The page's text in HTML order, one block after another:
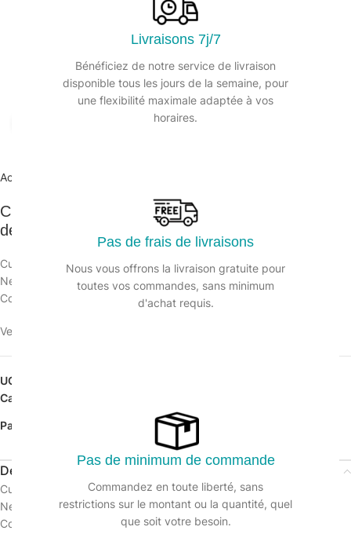
Livraisons 7j/7
Bénéficiez de notre service de livraison
disponible tous les jours de la semaine, pour
une flexibilité maximale adaptée à vos
horaires.
Pas de frais de livraisons
Nous vous offrons la livraison gratuite pour
toutes vos commandes, sans minimum
d'achat requis.
Pas de minimum de commande
Commandez en toute liberté, sans
restrictions sur le montant ou la quantité, quel
que soit votre besoin.
Accueil
Cubes urinoirs parfumés FRESHMOUSS – Boite
de 1kg
Cubes urinoirs parfumés FRESHMOUSS
Nettoie et désodorise. Agents de surface anionique et colorant.
Convient pour tous types d’urinoirs / Adapté aux fosses septiques.
Veuillez vous connecter pour voir les prix.
UGS :
Catégorie :
Partager:
Description
Cubes urinoirs parfumés FRESHMOUSS
Nettoie et désodorise. Agents de surface anionique et colorant.
Convient pour tous types d’urinoirs / Adapté aux fosses septiques.